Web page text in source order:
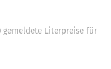
gemeldete Literpreise für